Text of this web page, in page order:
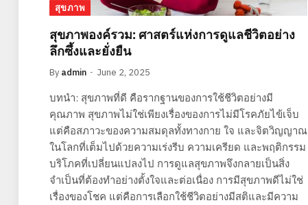
สุขภาพ
สุขภาพองค์รวม: ศาสตร์แห่งการดูแลชีวิตอย่าง
ลึกซึ้งและยั่งยืน
By admin June 2, 2025
บทนำ: สุขภาพที่ดี คือรากฐานของการใช้ชีวิตอย่างมี
คุณภาพ สุขภาพไม่ใช่เพียงเรื่องของการไม่มีโรคภัยไข้เจ็บ
แต่คือสภาวะของความสมดุลทั้งทางกาย ใจ และจิตวิญญาณ
ในโลกที่เต็มไปด้วยความเร่งรีบ ความเครียด และพฤติกรรม
บริโภคที่เปลี่ยนแปลงไป การดูแลสุขภาพจึงกลายเป็นสิ่ง
จำเป็นที่ต้องทำอย่างตั้งใจและต่อเนื่อง การมีสุขภาพดีไม่ใช่
เรื่องของโชค แต่คือการเลือกใช้ชีวิตอย่างมีสติและมีความ